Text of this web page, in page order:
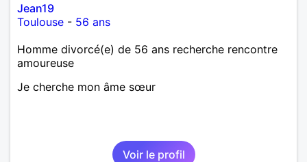
Jean19
Toulouse - 56 ans
Homme divorcé(e) de 56 ans recherche rencontre
amoureuse
Je cherche mon âme sœur
Voir le profil